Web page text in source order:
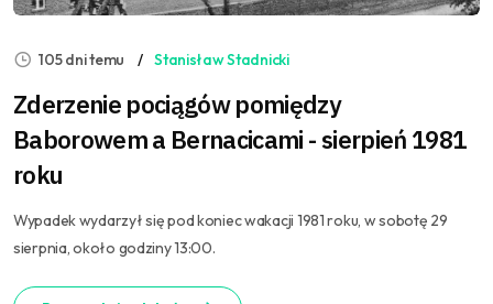
105 dni temu Stanisław Stadnicki
Zderzenie pociągów pomiędzy
Baborowem a Bernacicami - sierpień 1981
roku
Wypadek wydarzył się pod koniec wakacji 1981 roku, w sobotę 29
sierpnia, około godziny 13:00.